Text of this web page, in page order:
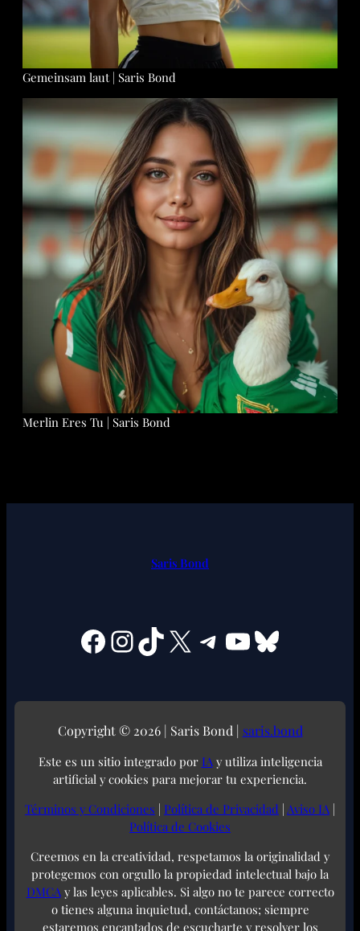
Gemeinsam laut | Saris Bond
Merlin Eres Tu | Saris Bond
Saris Bond
Facebook InstagramTikTok X Telegram YouTube Bluesky
Copyright © 2026 | Saris Bond | saris.bond
Este es un sitio integrado por IAy utiliza inteligencia
artificial y cookies para mejorar tu experiencia.
Términos y Condiciones | Política de Privacidad | Aviso IA |
Política de Cookies
Creemos en la creatividad, respetamos la originalidad y
protegemos con orgullo la propiedad intelectual bajo la
DMCAy las leyes aplicables. Si algo no te parece correcto
o tienes alguna inquietud, contáctanos; siempre
estaremos encantados de escucharte y resolver los